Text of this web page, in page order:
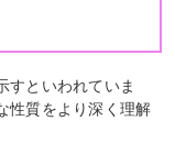
すといわれていま
性質をより深く理解